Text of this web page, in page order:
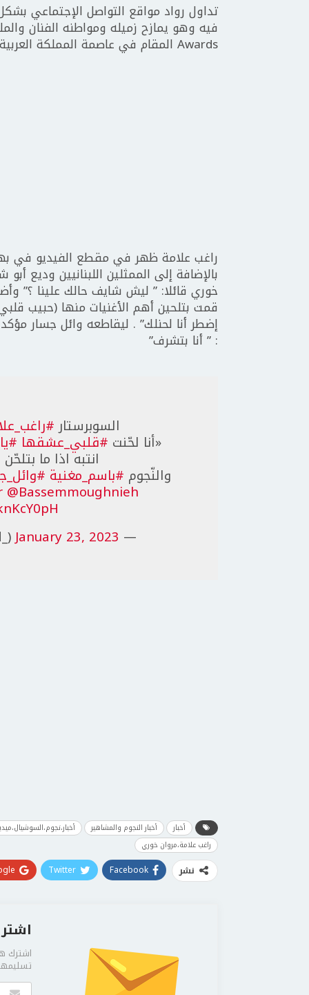
تداول رواد مواقع التواصل الإجتماعي
Awards المقام في عاصمة المملكة العربية السعودية الرياض .
راغب علامة ظهر في مقطع الفيديو في
بالإضافة إلى الممثلين اللبنانيين وديع
خوري قائلا: ” ليش شايف حالك علينا ؟”
قمت بتلحين أهم الأغنيات منها (حبيب
إضطر أنا لحنلك” . ليقاطعه وائل جسار
: ” أنا بتشرف”
السوبرستار
«أنا لحّنت #قلبي_عشقها
انتبه اذا ما
والنّجوم #باسم_مغنية
@Bassemmoughnieh
— Ramez Khaled (@RamezKhaled_)
January 23, 2023
أخبار أخبار النجوم والمشاهير
راغب علامة،مروان خوري
نشر Facebook
Twitter
اشترك